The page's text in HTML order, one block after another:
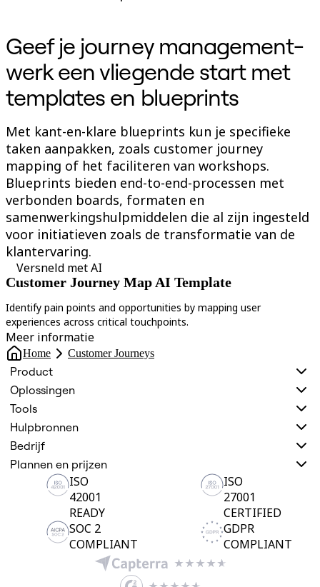
Geef je journey management-
werk een vliegende start met
templates en blueprints
Met kant-en-klare blueprints kun je specifieke
taken aanpakken, zoals customer journey
mapping of het faciliteren van workshops.
Blueprints bieden end-to-end-processen met
verbonden boards, formaten en
samenwerkingshulpmiddelen die al zijn ingesteld
voor initiatieven zoals de transformatie van de
klantervaring.
Versneld met AI
Customer Journey Map AI Template
Identify pain points and opportunities by mapping user
experiences across critical touchpoints.
Meer informatie
Home Customer Journeys
Product
Oplossingen
Tools
Hulpbronnen
Bedrijf
Plannen en prijzen
ISO
42001
READY
ISO
27001
CERTIFIED
SOC 2
COMPLIANT
GDPR
COMPLIANT